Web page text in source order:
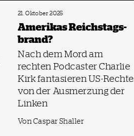
21. Oktober 2025
Amerika­s Reichstags­
brand?
Nach dem Mord am
rechten Podcaster Charlie
Kirk fantasieren US-Rechte
von der Ausmerzung der
Linken
Von Caspar Shaller